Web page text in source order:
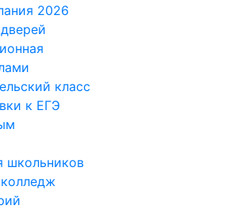
2026
класс
к ЕГЭ
школьников